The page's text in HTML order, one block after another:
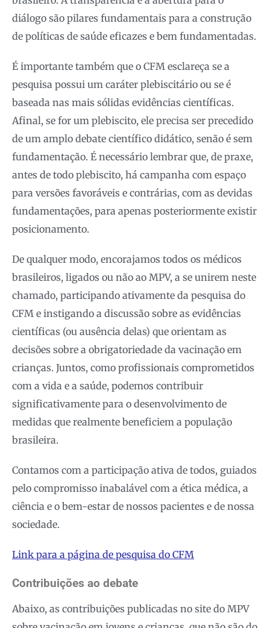
diálogo são pilares fundamentais para a construção
de políticas de saúde eficazes e bem fundamentadas.
É importante também que o CFM esclareça se a
pesquisa possui um caráter plebiscitário ou se é
baseada nas mais sólidas evidências científicas.
Afinal, se for um plebiscito, ele precisa ser precedido
de um amplo debate científico didático, senão é sem
fundamentação. É necessário lembrar que, de praxe,
antes de todo plebiscito, há campanha com espaço
para versões favoráveis e contrárias, com as devidas
fundamentações, para apenas posteriormente existir
posicionamento.
De qualquer modo, encorajamos todos os médicos
brasileiros, ligados ou não ao MPV, a se unirem neste
chamado, participando ativamente da pesquisa do
CFM e instigando a discussão sobre as evidências
científicas (ou ausência delas) que orientam as
decisões sobre a obrigatoriedade da vacinação em
crianças. Juntos, como profissionais comprometidos
com a vida e a saúde, podemos contribuir
significativamente para o desenvolvimento de
medidas que realmente beneficiem a população
brasileira.
Contamos com a participação ativa de todos, guiados
pelo compromisso inabalável com a ética médica, a
ciência e o bem-estar de nossos pacientes e de nossa
sociedade.
Link para a página de pesquisa do CFM
Contribuições ao debate
Abaixo, as contribuições publicadas no site do MPV